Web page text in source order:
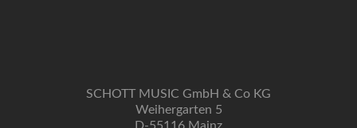
SCHOTT MUSIC GmbH & Co KG
Weihergarten 5